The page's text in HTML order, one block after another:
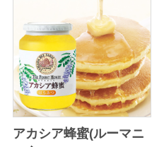
アカシア蜂蜜(ルーマニ